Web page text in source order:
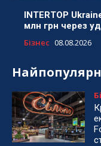
INTERTOP
млн грн через
Бізнес 08.08.2026